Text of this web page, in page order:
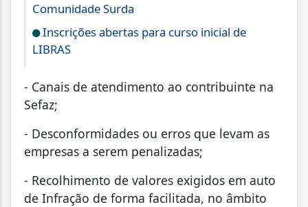
Comunidade Surda
Inscrições abertas para curso inicial de
LIBRAS
- Canais de atendimento ao contribuinte na
Sefaz;
- Desconformidades ou erros que levam as
empresas a serem penalizadas;
- Recolhimento de valores exigidos em auto
de Infração de forma facilitada, no âmbito